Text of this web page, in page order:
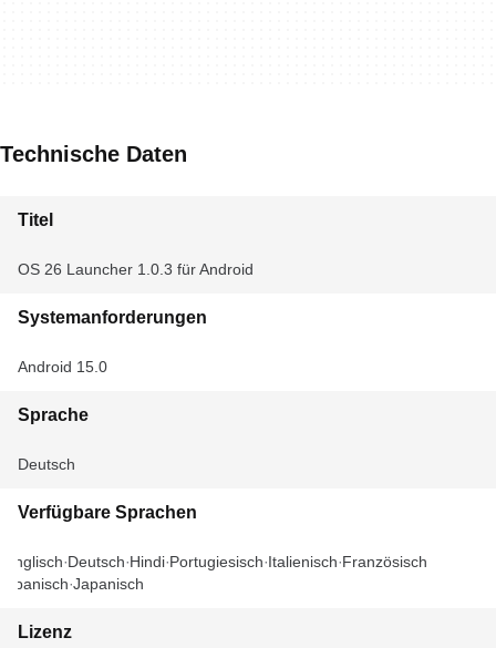
Technische Daten
Titel
OS 26 Launcher 1.0.3 für Android
Systemanforderungen
Android 15.0
Sprache
Deutsch
Verfügbare Sprachen
Englisch Deutsch Hindi Portugiesisch Italienisch Französisch
Spanisch Japanisch
Lizenz